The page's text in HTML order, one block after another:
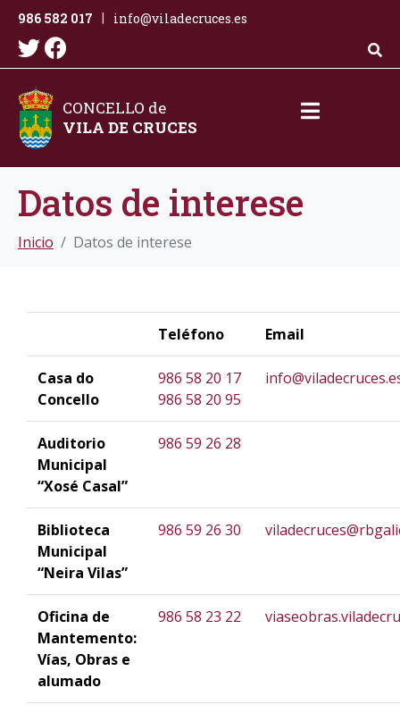
986 582 017 info@viladecruces.es
CONCELLO de
VILA DE CRUCES
Datos de interese
Inicio Datos de interese
Teléfono Email
Casa do
Concello
986 58 20 17
986 58 20 95
Auditorio
Municipal
“Xosé Casal”
986 59 26 28
Biblioteca
Municipal
“Neira Vilas”
986 59 26 30
Oficina de
Mantemento:
Vías, Obras e
alumado
986 58 23 22